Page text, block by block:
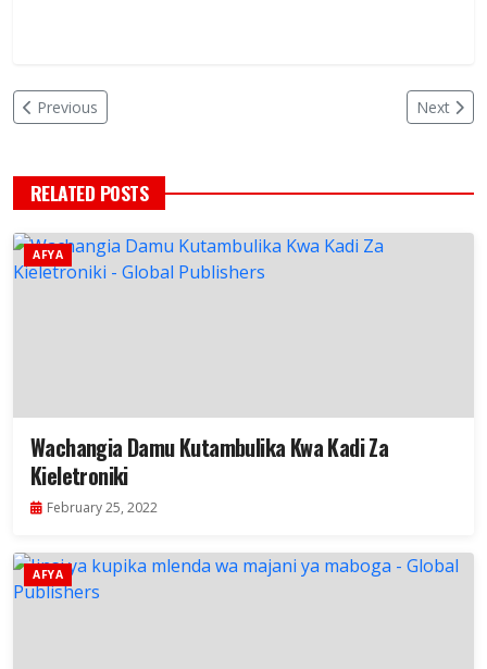
Previous Next
RELATED POSTS
AFYA
Wachangia Damu Kutambulika Kwa Kadi Za
Kieletroniki
February 25, 2022
AFYA